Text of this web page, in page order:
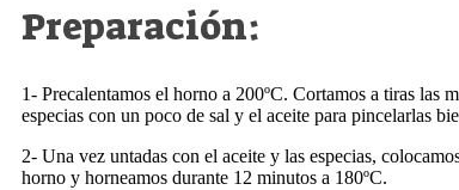
Preparación:
1- Precalentamos el horno a 200ºC. Cortamos a tiras las
especias con un poco de sal y el aceite para pincelarlas
2- Una vez untadas con el aceite y las especias,
horno y horneamos durante 12 minutos a 180ºC.